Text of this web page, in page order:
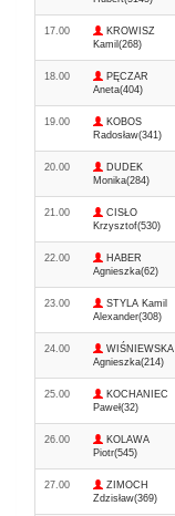
17.00
KROWISZ
Kamil(268)
18.00
PĘCZAR
Aneta(404)
19.00
KOBOS
Radosław(341)
20.00
DUDEK
Monika(284)
21.00
CISŁO
Krzysztof(530)
22.00
HABER
Agnieszka(62)
23.00
STYLA Kamil
Alexander(308)
24.00
WIŚNIEWSKA
Agnieszka(214)
25.00
KOCHANIEC
Paweł(32)
26.00
KOLAWA
Piotr(545)
27.00
ZIMOCH
Zdzisław(369)